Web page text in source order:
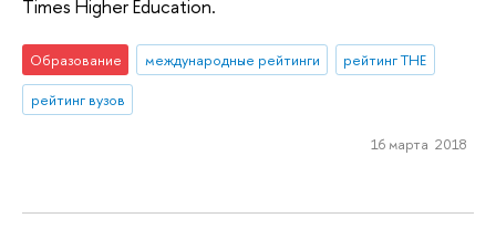
Times Higher Education.
Образование международные рейтинги
рейтинг THE
рейтинг вузов
16 марта 2018